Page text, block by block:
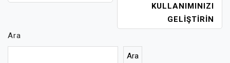
KULLANIMINIZI
GELIŞTIRIN
Ara
Ara